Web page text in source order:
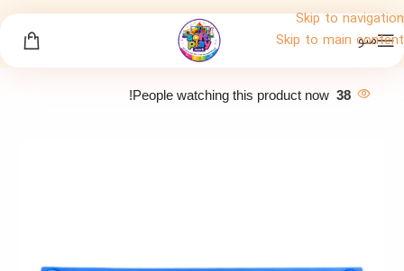
Skip to navigation
Skip to main content
منو
38
People watching this product now!